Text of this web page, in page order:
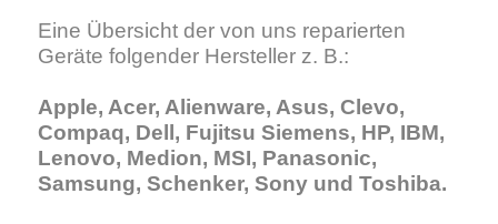
Eine Übersicht der von uns reparierten
Geräte folgender Hersteller z. B.:
Apple, Acer, Alienware, Asus, Clevo,
Compaq, Dell, Fujitsu Siemens, HP, IBM,
Lenovo, Medion, MSI, Panasonic,
Samsung, Schenker, Sony und Toshiba.